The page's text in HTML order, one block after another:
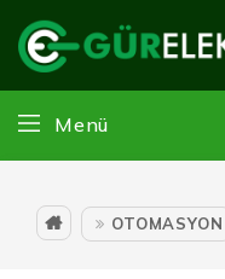
Menü
OTOMASYON